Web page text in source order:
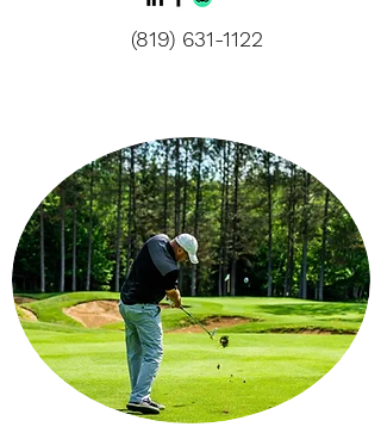
(819) 631-1122